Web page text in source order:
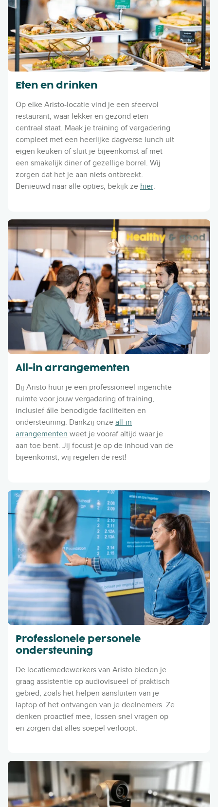
Eten en drinken
Op elke Aristo-locatie vind je een sfeervol
restaurant, waar lekker en gezond eten
centraal staat. Maak je training of vergadering
compleet met een heerlijke dagverse lunch uit
eigen keuken of sluit je bijeenkomst af met
een smakelijk diner of gezellige borrel. Wij
zorgen dat het je aan niets ontbreekt.
Benieuwd naar alle opties, bekijk ze hier.
All-in arrangementen
Bij Aristo huur je een professioneel ingerichte
ruimte voor jouw vergadering of training,
inclusief álle benodigde faciliteiten en
ondersteuning. Dankzij onze all-in
arrangementen weet je vooraf altijd waar je
aan toe bent. Jij focust je op de inhoud van de
bijeenkomst, wij regelen de rest!
Professionele personele
ondersteuning
De locatiemedewerkers van Aristo bieden je
graag assistentie op audiovisueel of praktisch
gebied, zoals het helpen aansluiten van je
laptop of het ontvangen van je deelnemers. Ze
denken proactief mee, lossen snel vragen op
en zorgen dat alles soepel verloopt.